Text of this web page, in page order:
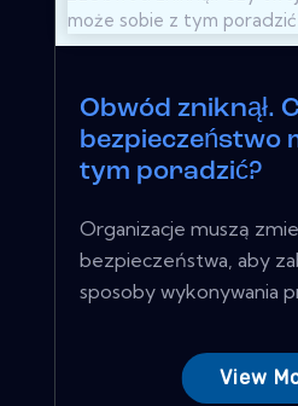
Obwód zniknął.
bezpieczeństwo
tym poradzić?
Organizacje muszą
bezpieczeństwa, aby
sposoby wykonywania
View